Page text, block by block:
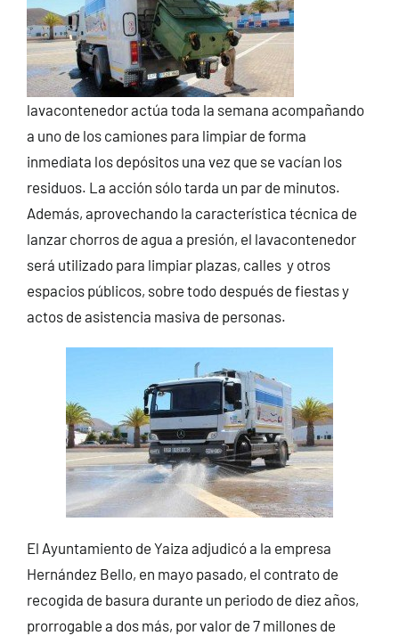
lavacontenedor actúa toda la semana acompañando
a uno de los camiones para limpiar de forma
inmediata los depósitos una vez que se vacían los
residuos. La acción sólo tarda un par de minutos.
Además, aprovechando la característica técnica de
lanzar chorros de agua a presión, el lavacontenedor
será utilizado para limpiar plazas, calles y otros
espacios públicos, sobre todo después de fiestas y
actos de asistencia masiva de personas.
El Ayuntamiento de Yaiza adjudicó a la empresa
Hernández Bello, en mayo pasado, el contrato de
recogida de basura durante un periodo de diez años,
prorrogable a dos más, por valor de 7 millones de